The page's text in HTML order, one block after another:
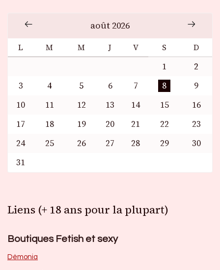
août 2026
L M M J V S D
1
2
3
4 5 6 7 8
9
10
11 12 13 14 15
16
17
18 19 20 21 22
23
24
25 26 27 28 29
30
31
Liens (+ 18 ans pour la plupart)
Boutiques Fetish et sexy
Dèmonia